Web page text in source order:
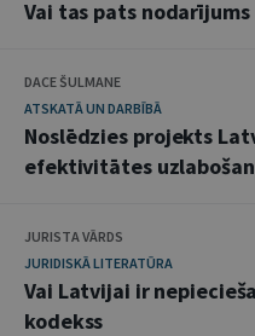
Vai tas pats
DACE ŠULMANE
ATSKATĀ UN DARBĪBĀ
Noslēdzies projekts
efektivitātes
JURISTA VĀRDS
JURIDISKĀ LITERATŪRA
Vai Latvijai ir
kodekss